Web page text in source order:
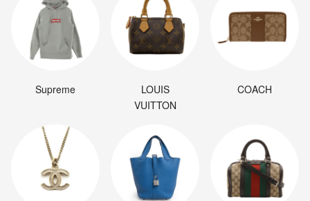
Supreme
LOUIS
VUITTON
COACH